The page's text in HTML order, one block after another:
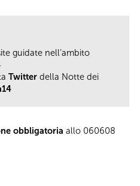
guidate nell’ambito
Twitter della Notte dei
obbligatoria allo 060608